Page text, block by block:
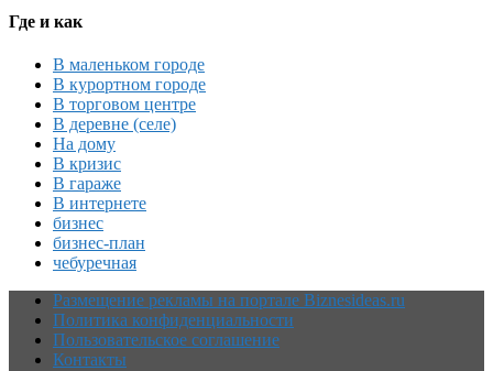
Где и как
В маленьком городе
В курортном городе
В торговом центре
В деревне (селе)
На дому
В кризис
В гараже
В интернете
бизнес
бизнес-план
чебуречная
Размещение рекламы на портале Biznesideas.ru
Политика конфиденциальности
Пользовательское соглашение
Контакты